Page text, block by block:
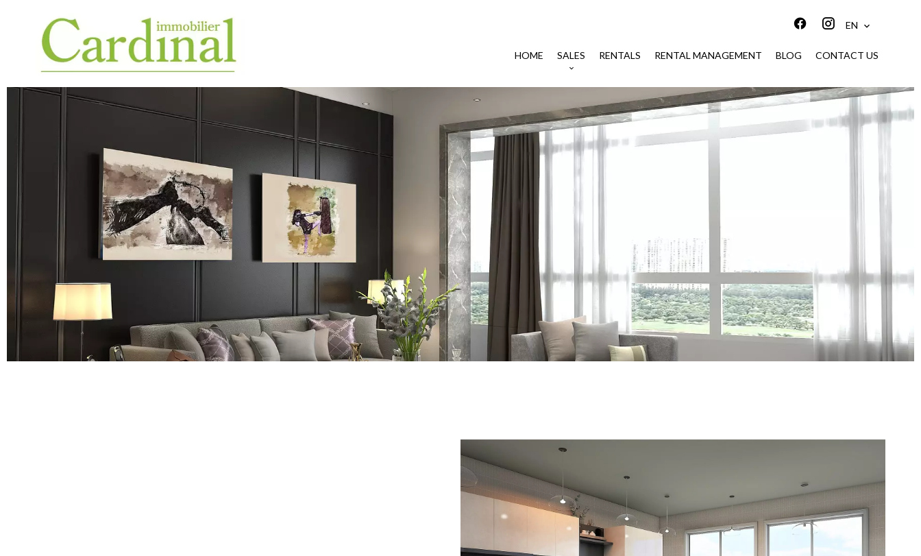
EN
HOME SALES RENTALS RENTAL MANAGEMENT BLOG CONTACT US